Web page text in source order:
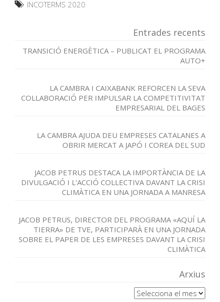
INCOTERMS 2020
Entrades recents
TRANSICIÓ ENERGÈTICA – PUBLICAT EL PROGRAMA
AUTO+
LA CAMBRA I CAIXABANK REFORCEN LA SEVA
COL·LABORACIÓ PER IMPULSAR LA COMPETITIVITAT
EMPRESARIAL DEL BAGES
LA CAMBRA AJUDA DEU EMPRESES CATALANES A
OBRIR MERCAT A JAPÓ I COREA DEL SUD
JACOB PETRUS DESTACA LA IMPORTÀNCIA DE LA
DIVULGACIÓ I L’ACCIÓ COL·LECTIVA DAVANT LA CRISI
CLIMÀTICA EN UNA JORNADA A MANRESA
JACOB PETRUS, DIRECTOR DEL PROGRAMA «AQUÍ LA
TIERRA» DE TVE, PARTICIPARÀ EN UNA JORNADA
SOBRE EL PAPER DE LES EMPRESES DAVANT LA CRISI
CLIMÀTICA
Arxius
Arxius